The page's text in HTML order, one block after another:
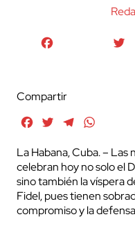
Compartir
FacebookTwitterTelegram
La Habana, Cuba. –
celebran hoy no solo el
sino también la víspera
Fidel, pues tienen
compromiso y la